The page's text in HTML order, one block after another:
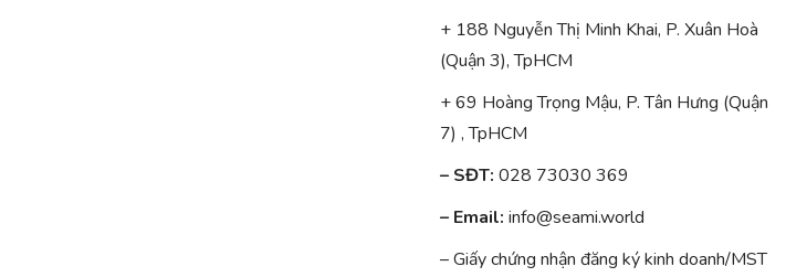
+ 188 Nguyễn Thị Minh Khai, P. Xuân Hoà
(Quận 3), TpHCM
+ 69 Hoàng Trọng Mậu, P. Tân Hưng (Quận
7) , TpHCM
– SĐT: 028 73030 369
– Email: info@seami.world
– Giấy chứng nhận đăng ký kinh doanh/MST